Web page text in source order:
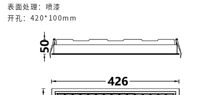
表面处理：喷漆
开孔：420*100mm